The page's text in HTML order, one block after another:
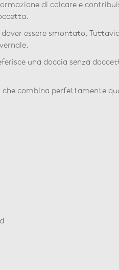
di calcare e
essere smontato.
una doccia senza
combina perfettamente